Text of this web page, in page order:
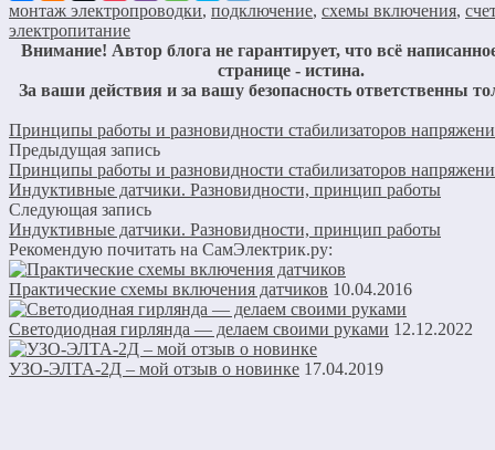
монтаж электропроводки, подключение, схемы включения,
электропитание
Внимание! Автор блога не гарантирует, что всё
странице - истина.
За ваши действия и за вашу безопасность ответственны
Принципы работы и разновидности стабилизаторов
Предыдущая запись
Принципы работы и разновидности стабилизаторов
Индуктивные датчики. Разновидности, принцип работы
Следующая запись
Индуктивные датчики. Разновидности, принцип работы
Рекомендую почитать на СамЭлектрик.ру:
Практические схемы включения датчиков 10.04.2016
Светодиодная гирлянда — делаем своими руками 12.12.2022
УЗО-ЭЛТА-2Д – мой отзыв о новинке 17.04.2019